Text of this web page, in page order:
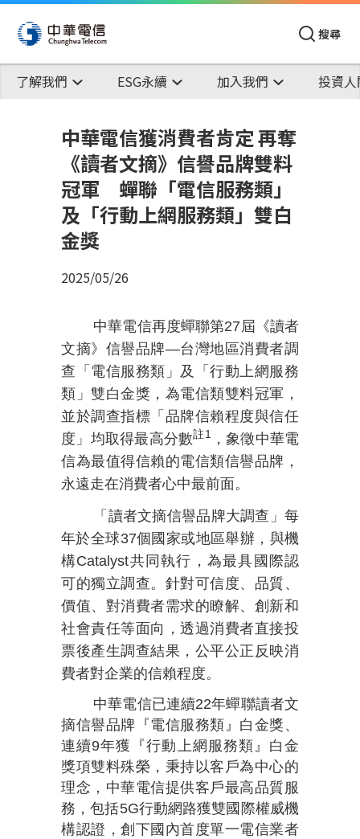
搜尋
了解我們 ESG永續 加入我們 投資
中華電信獲消費者肯定 再奪
《讀者文摘》信譽品牌雙料
冠軍 蟬聯「電信服務類」
及「行動上網服務類」雙白
金獎
2025/05/26
中華電信再度蟬聯第27屆 《讀者
文摘》信譽品牌—台灣地區消費者調
查「電信服務類」及「行動上網服務
類」雙白金獎，為電信類雙料冠軍，
並於調查指標「品牌信賴程度與信任
度」均取得最高分數註 1 ，象徵中華電
信為最值得信賴的電信類信譽品牌，
永遠走在消費者心中最前面。
「讀者文摘信譽品牌大調查」每
年於全球37個國家或地區舉辦，與機
構Catalyst共同執行，為最具國際認
可的獨立調查。針對可信度、品質、
價值、對消費者需求的瞭解、創新和
社會責任等面向，透過消費者直接投
票後產生調查結果，公平公正反映消
費者對企業的信賴程度。
中華電信已連續22年蟬聯讀者文
摘信譽品牌『電信服務類』白金獎、
連續9年獲『行動上網服務類』白金
獎項雙料殊榮，秉持以客戶為中心的
理念，中華電信提供客戶最高品質服
務，包括5G行動網路獲雙國際權威機
構認證，創下國內首度單一電信業者